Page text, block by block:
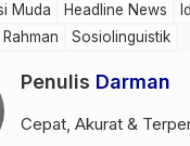
Muda Headline News
Rahman Sosiolinguistik
Penulis Darman
Cepat, Akurat &